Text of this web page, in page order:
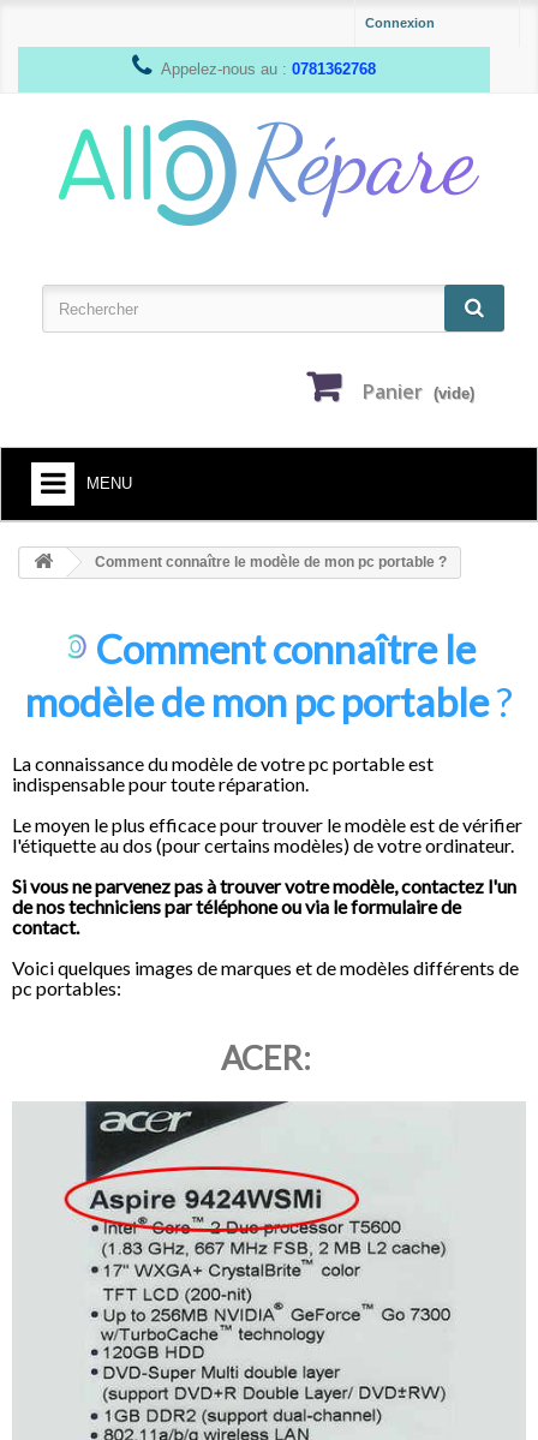
Connexion
Appelez-nous au : 0781362768
Panier (vide)
MENU
HOME
SMARTPHONE ET TABLETTE
DÉPANNAGE INFORMATIQUE À DOMICILE
ZONE DE DÉPLACEMENT
RÉPARATION DE PC À DOMICILE
Comment connaître le modèle de mon pc portable ?
Comment connaître le
modèle de mon pc portable?
La connaissance du modèle de votre pc portable est
indispensable pour toute réparation.
Le moyen le plus efficace pour trouver le modèle est de vérifier
l'étiquette audos (pour certains modèles)de votre ordinateur.
Si vous ne parvenez pas à trouver votre modèle, contactez l'un
de nos technicienspar téléphone ou via le formulaire de
contact.
Voici quelques images de marques et de modèles différents de
pc portables:
ACER: